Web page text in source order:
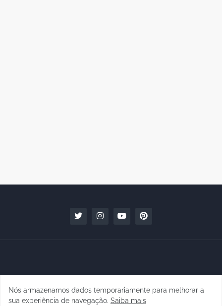
Copyright © 2010 - 2026 | raphanomundo
Nós armazenamos dados temporariamente para melhorar a
sua experiência de navegação. Saiba mais